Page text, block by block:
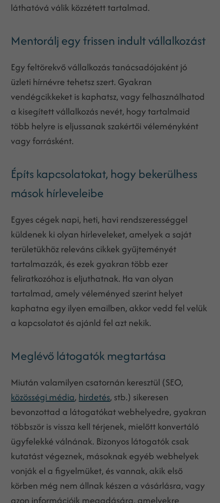
láthatóvá válik közzétett tartalmad.
Mentorálj egy frissen indult vállalkozást
Egy feltörekvő vállalkozás tanácsadójaként jó
üzleti hírnévre tehetsz szert. Gyakran
vendégcikkeket is kaphatsz, vagy felhasználhatod
a kisegített vállalkozás nevét, hogy tartalmaid
több helyre is eljussanak szakértői véleményként
vagy forrásként.
Építs kapcsolatokat, hogy bekerülhess
mások hírleveleibe
Egyes cégek napi, heti, havi rendszerességgel
küldenek ki olyan hírleveleket, amelyek a saját
területükhöz releváns cikkek gyűjteményét
tartalmazzák, és ezek gyakran több ezer
feliratkozóhoz is eljuthatnak. Ha van olyan
tartalmad, amely véleményed szerint helyet
kaphatna egy ilyen emailben, akkor vedd fel velük
a kapcsolatot és ajánld fel azt nekik.
Meglévő látogatók megtartása
Miután valamilyen csatornán keresztül (SEO,
közösségi média, hirdetés, stb.) sikeresen
bevonzottad a látogatókat webhelyedre, gyakran
többször is vissza kell térjenek, mielőtt konvertáló
ügyfelekké válnának. Bizonyos látogatók csak
kutatást végeznek, másoknak egyéb webhelyek
vonják el a figyelmüket, és vannak, akik első
körben még nem állnak készen a vásárlásra, vagy
azon információik megadására, amelyekre